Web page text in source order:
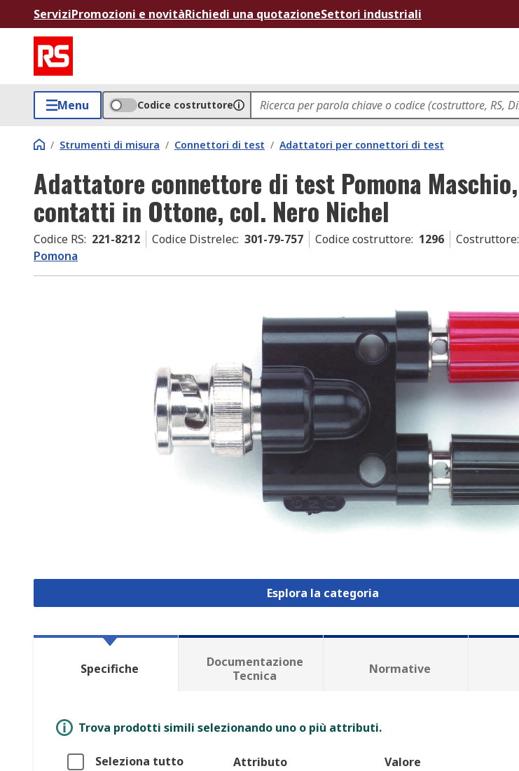
ServiziPromozioni e novitàRichiedi una quotazioneSettori industriali
Menu Codice costruttore
/ Strumenti di misura / Connettori di test / Adattatori per connettori di test
Adattatore connettore di test Pomona Maschio,
contatti in Ottone, col. Nero Nichel
Codice RS: 221-8212 Codice Distrelec: 301-79-757 Codice costruttore: 1296 Costruttore:
Pomona
Esplora la categoria
Specifiche
Documentazione
Tecnica
Normative
Trova prodotti simili selezionando uno o più attributi.
Seleziona tutto Attributo Valore